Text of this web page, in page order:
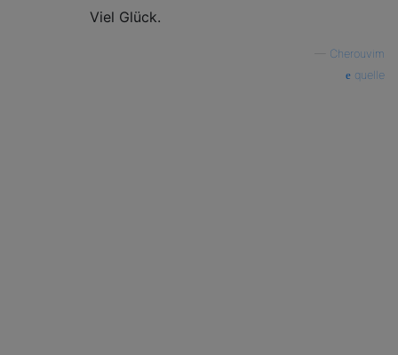
Viel Glück.
Cherouvim
quelle